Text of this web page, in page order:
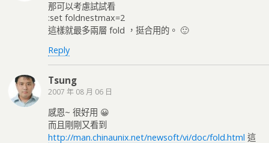
那可以考慮試試看
:set foldnestmax=2
這樣就最多兩層 fold ，挺合用的。 🙂
Reply
Tsung
2007 年 08 月 06 日
感恩~ 很好用 😀
而且剛剛又看到
http://man.chinaunix.net/newsoft/vi/doc/fold.html 這